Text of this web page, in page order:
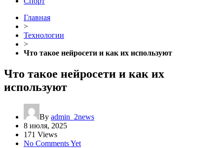
Главная
>
Технологии
>
Что такое нейросети и как их используют
Что такое нейросети и как их
используют
By admin_2news
8 июля, 2025
171 Views
No Comments Yet